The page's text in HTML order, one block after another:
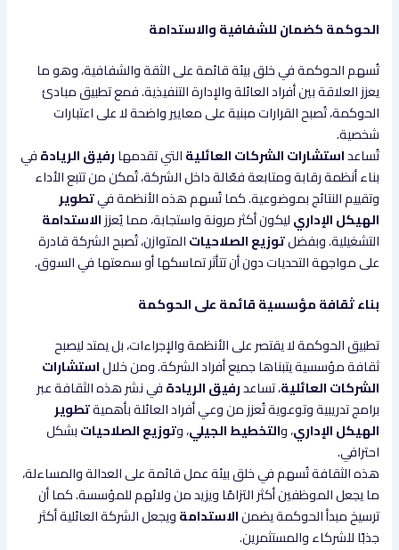
الحوكمة كضمان للشفافية والاستدامة
تُسهم الحوكمة في خلق بيئة قائمة على الثقة والشفافية، وهو ما
يعزز العلاقة بين أفراد العائلة والإدارة التنفيذية. فمع تطبيق مبادئ
الحوكمة، تُصبح القرارات مبنية على معايير واضحة لا على اعتبارات
شخصية.
تُساعداستشارات الشركات العائليةالتي تقدمهارفيق الريادةفي
بناء أنظمة رقابة ومتابعة فعّالة داخل الشركة، تُمكن من تتبع الأداء
وتقييم النتائج بموضوعية. كما تُسهم هذه الأنظمة فيتطوير
الهيكل الإداريليكون أكثر مرونة واستجابة، مما يُعززالاستدامة
التشغيلية. وبفضلتوزيع الصلاحياتالمتوازن، تُصبح الشركة قادرة
على مواجهة التحديات دون أن تتأثر تماسكها أو سمعتها في السوق.
بناء ثقافة مؤسسية قائمة على الحوكمة
تطبيق الحوكمة لا يقتصر على الأنظمة والإجراءات، بل يمتد ليصبح
ثقافة مؤسسية يتبناها جميع أفراد الشركة. ومن خلالاستشارات
الشركات العائلية، تساعدرفيق الريادةفي نشر هذه الثقافة عبر
برامج تدريبية وتوعوية تُعزز من وعي أفراد العائلة بأهميةتطوير
الهيكل الإداري، والتخطيط الجيلي، وتوزيع الصلاحياتبشكل
احترافي.
هذه الثقافة تُسهم في خلق بيئة عمل قائمة على العدالة والمساءلة،
ما يجعل الموظفين أكثر التزامًا ويزيد من ولائهم للمؤسسة. كما أن
ترسيخ مبدأ الحوكمة يضمنالاستدامةويجعل الشركة العائلية أكثر
جذبًا للشركاء والمستثمرين.